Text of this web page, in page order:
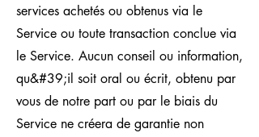
services achetés ou obtenus via le
Service ou toute transaction conclue via
le Service. Aucun conseil ou information,
qu&#39;il soit oral ou écrit, obtenu par
vous de notre part ou par le biais du
Service ne créera de garantie non